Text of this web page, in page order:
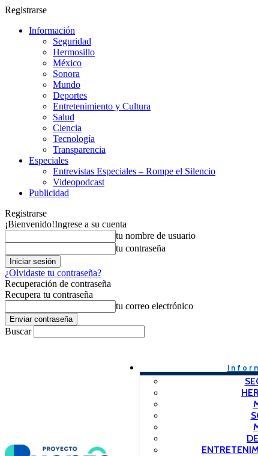
Registrarse
Información
Seguridad
Hermosillo
México
Sonora
Mundo
Deportes
Entretenimiento y Cultura
Salud
Ciencia
Tecnología
Transparencia
Especiales
Entrevistas Especiales – Rompe el Silencio
Videopodcast
Publicidad
Registrarse
¡Bienvenido!Ingrese a su cuenta
tu nombre de usuario
tu contraseña
¿Olvidaste tu contraseña?
Recuperación de contraseña
Recupera tu contraseña
tu correo electrónico
Buscar